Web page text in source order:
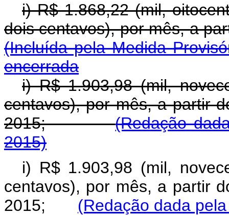
i) R$ 1.868,22 (mil,
dois centavos), por mês, a
(Incluída pela Medida
encerrada
i) R$ 1.903,98 (mil,
centavos), por mês, a partir
2015;(Redação
2015)
i) R$ 1.903,98 (mil,
centavos), por mês, a partir
2015; (Redação dada